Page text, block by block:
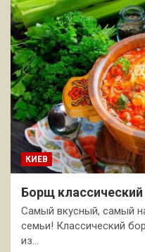
КИЕВ
Борщ классический
Самый вкусный, самый
семьи! Классический
из…